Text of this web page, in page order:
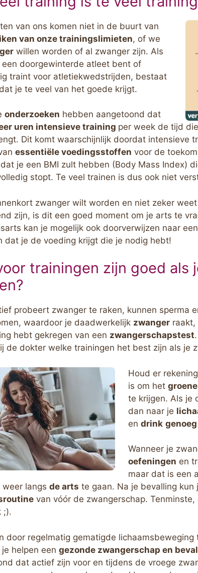
van ons komen niet in de buurt van
van onze trainingslimieten, of we
willen worden of al zwanger zijn. Als
een doorgewinterde atleet bent of
traint voor atletiekwedstrijden, bestaat
je te veel van het goede krijgt.
onderzoeken hebben aangetoond dat
uren intensieve training per week de tijd
Dit komt waarschijnlijk doordat intensieve
essentiële voedingsstoffen voor de
je een BMI zult hebben (Body Mass Index)
stopt. Te veel trainen is dus ook niet
zwanger wilt worden en niet zeker
zijn, is dit een goed moment om je arts te
kan je mogelijk ook doorverwijzen naar
dat je de voeding krijgt die je nodig hebt!
trainingen zijn goed als
probeert zwanger te raken, kunnen sperma
waardoor je daadwerkelijk zwanger raakt,
hebt gekregen van een zwangerschapstest
de dokter welke trainingen het best zijn als je
Houd er
is om het
te krijgen. Als je
dan naar je
en drink
Wanneer je
oefeningen en
maar dat is een
weer langs de arts te gaan. Na je bevalling
van vóór de zwangerschap.
;).
door regelmatig gematigde
helpen een gezonde zwangerschap en
dat actief zijn voor en tijdens de vroege